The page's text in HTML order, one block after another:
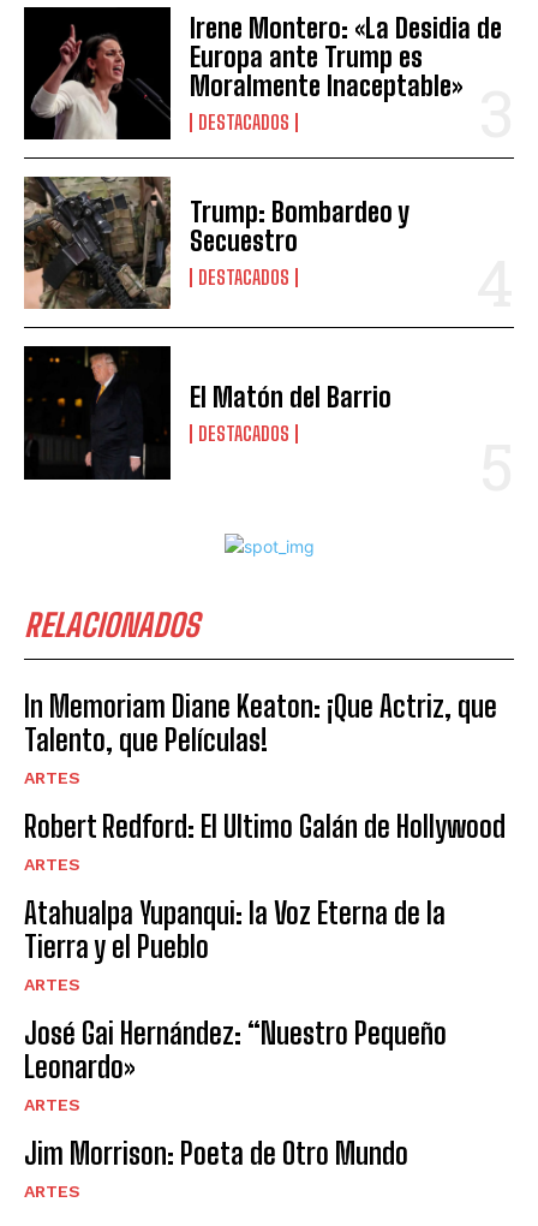
Irene Montero: «La Desidia de
Europa ante Trump es
Moralmente Inaceptable»
DESTACADOS
Trump: Bombardeo y
Secuestro
DESTACADOS
El Matón del Barrio
DESTACADOS
RELACIONADOS
In Memoriam Diane Keaton: ¡Que Actriz, que
Talento, que Películas!
ARTES
Robert Redford: El Ultimo Galán de Hollywood
ARTES
Atahualpa Yupanqui: la Voz Eterna de la
Tierra y el Pueblo
ARTES
José Gai Hernández: “Nuestro Pequeño
Leonardo»
ARTES
Jim Morrison: Poeta de Otro Mundo
ARTES